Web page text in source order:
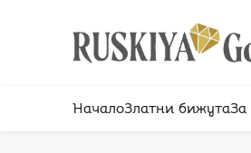
НачалоЗлатни бижутаЗа